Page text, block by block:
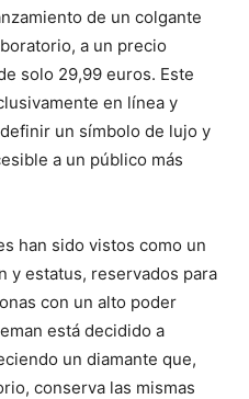
de un colgante
a un precio
solo 29,99 euros. Este
en línea y
un símbolo de lujo y
a un público más
han sido vistos como un
y estatus, reservados para
con un alto poder
está decidido a
un diamante que,
conserva las mismas